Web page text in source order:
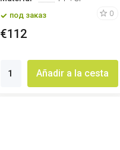
под заказ 0
€112
Añadir a la cesta